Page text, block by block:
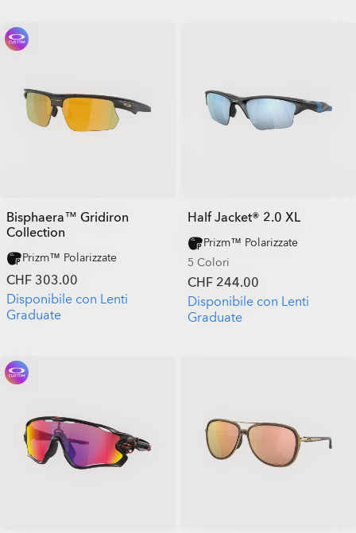
Bisphaera™ Gridiron
Collection
Prizm™ Polarizzate
CHF 303.00
Disponibile con Lenti
Graduate
Half Jacket® 2.0 XL
Prizm™ Polarizzate
5 Colori
CHF 244.00
Disponibile con Lenti
Graduate